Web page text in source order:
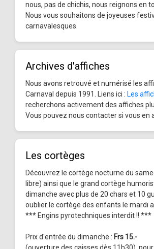
nous, pas de chichis, nous reignons en
Nous vous souhaitons de joyeuses
carnavalesques.
Archives d'affiches
Nous avons retrouvé et numérisé les
Carnaval depuis 1991. Liens ici : Les
recherchons activement des affiches
Vous pouvez nous contacter si vous en
Les cortèges
Découvrez le cortège nocturne du
libre) ainsi que le grand cortège
dimanche avec plus de 20 chars et 10
oublier le cortège des enfants le mardi
*** Engins pyrotechniques interdit !! ***
Prix d'entrée du dimanche : Frs 15.-